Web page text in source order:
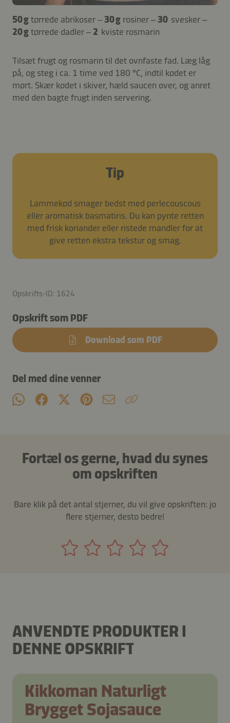
50 gtørrede abrikoser – 30 g rosiner – 30 svesker –
20 gtørrede dadler – 2 kviste rosmarin
Tilsæt frugt og rosmarin til det ovnfaste fad. Læg låg
på, og steg i ca. 1 time ved 180 °C, indtil kødet er
mørt. Skær kødet i skiver, hæld saucen over, og anret
med den bagte frugt inden servering.
Tip
Lammekød smager bedst med perlecouscous
eller aromatisk basmatiris. Du kan pynte retten
med frisk koriander eller ristede mandler for at
give retten ekstra tekstur og smag.
Opskrifts-ID: 1624
Opskrift som PDF
Download som PDF
Del med dine venner
Fortæl os gerne, hvad du synes
om opskriften
Bare klik på det antal stjerner, du vil give opskriften: jo
flere stjerner, desto bedre!
ANVENDTE PRODUKTER I
DENNE OPSKRIFT
Kikkoman Naturligt
Brygget Sojasauce